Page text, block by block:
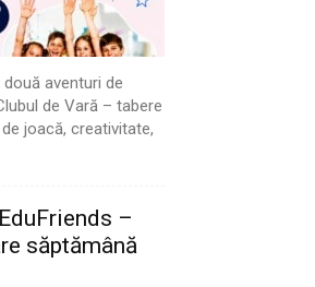
aventuri de
de Vară – tabere
joacă, creativitate,
–
săptămână